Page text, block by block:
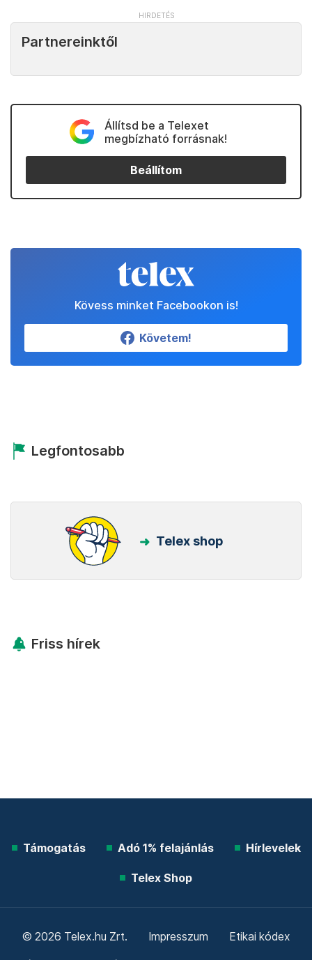
Partnereinktől
Állítsd be a Telexet
megbízható forrásnak!
Beállítom
Kövess minket Facebookon is!
Követem!
Legfontosabb
Telex shop
Friss hírek
Támogatás Adó 1% felajánlás Hírlevelek
Telex Shop
© 2026 Telex.hu Zrt. Impresszum Etikai kódex